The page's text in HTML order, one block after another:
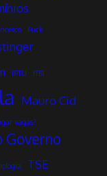
Fuck
IPTU ITBI
Mauro Cid
vagas?
Governo
TSE